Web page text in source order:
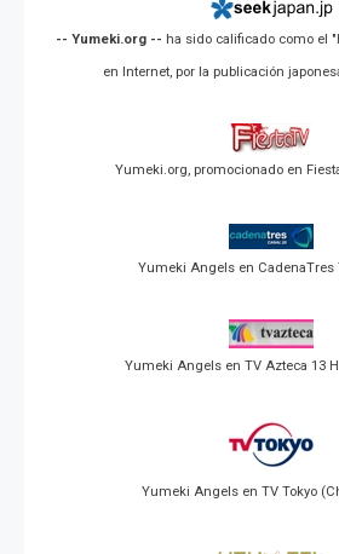
-- Yumeki.org -- ha sido calificado como el
en Internet, por la publicación
Yumeki.org, promocionado en
Yumeki Angels en CadenaTres
Yumeki Angels en TV Azteca 13
Yumeki Angels en TV Tokyo